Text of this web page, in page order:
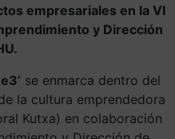
empresariales en la VI
y Dirección
se enmarca dentro del
la cultura emprendedora
Kutxa) en colaboración